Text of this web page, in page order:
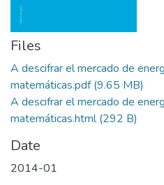
Files
A descifrar el mercado de
matemáticas.pdf(9.65 MB)
A descifrar el mercado de
matemáticas.html(292 B)
Date
2014-01